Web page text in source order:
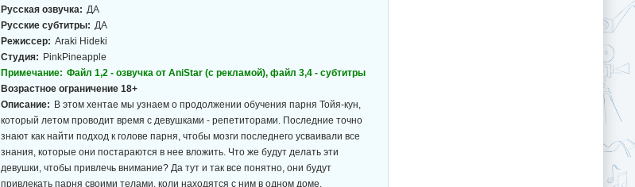
Русская озвучка: ДА
Русские субтитры: ДА
Режиссер: Araki Hideki
Студия: PinkPineapple
Примечание: Файл 1,2 - озвучка от AniStar (с рекламой), файл 3,4 - субтитры
Возрастное ограничение 18+
Описание: В этом хентае мы узнаем о продолжении обучения парня Тойя-кун,
который летом проводит время с девушками - репетиторами. Последние точно
знают как найти подход к голове парня, чтобы мозги последнего усваивали все
знания, которые они постараются в нее вложить. Что же будут делать эти
девушки, чтобы привлечь внимание? Да тут и так все понятно, они будут
привлекать парня своими телами, коли находятся с ним в одном доме.